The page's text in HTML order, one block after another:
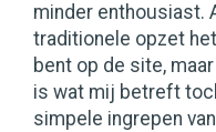
minder enthousiast.
traditionele opzet
bent op de site,
is wat mij betreft
simpele ingrepen